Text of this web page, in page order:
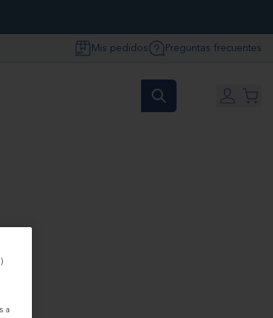
Mis pedidos Preguntas frecuentes
a